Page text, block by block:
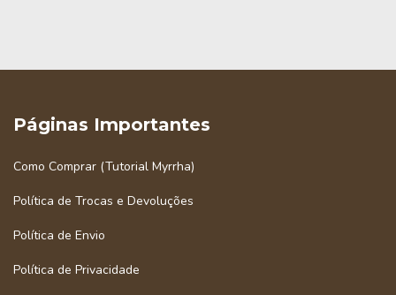
Páginas Importantes
Como Comprar (Tutorial Myrrha)
Política de Trocas e Devoluções
Política de Envio
Política de Privacidade